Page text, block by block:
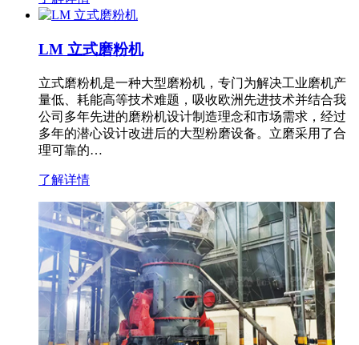
LM 立式磨粉机
立式磨粉机是一种大型磨粉机，专门为解决工业磨机产
量低、耗能高等技术难题，吸收欧洲先进技术并结合我
公司多年先进的磨粉机设计制造理念和市场需求，经过
多年的潜心设计改进后的大型粉磨设备。立磨采用了合
理可靠的…
了解详情